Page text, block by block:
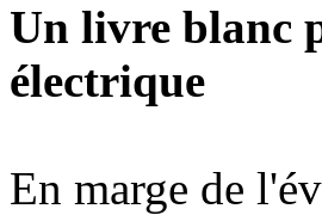
Un livre blanc
électrique
En marge de